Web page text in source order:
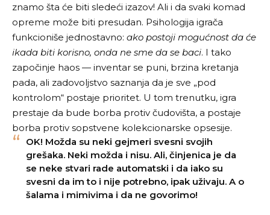
znamo šta će biti sledeći izazov! Ali i da svaki komad
opreme može biti presudan. Psihologija igrača
funkcioniše jednostavno: ako postoji mogućnost da će
ikada biti korisno, onda ne sme da se baci. I tako
započinje haos — inventar se puni, brzina kretanja
pada, ali zadovoljstvo saznanja da je sve „pod
kontrolom“ postaje prioritet. U tom trenutku, igra
prestaje da bude borba protiv čudovišta, a postaje
borba protiv sopstvene kolekcionarske opsesije.
OK! Možda su neki gejmeri svesni svojih
grešaka. Neki možda i nisu. Ali, činjenica je da
se neke stvari rade automatski i da iako su
svesni da im to i nije potrebno, ipak uživaju. A o
šalama i mimivima i da ne govorimo!